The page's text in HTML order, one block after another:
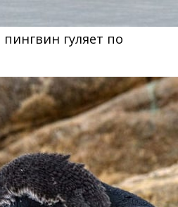
гуляет по